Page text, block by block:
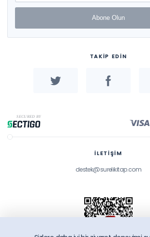
Abone Olun
TAKİP EDİN
İLETİŞİM
destek@surelikitap.com